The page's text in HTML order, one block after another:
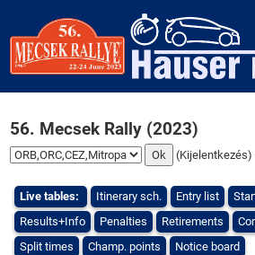
56. Mecsek Rally (2023)
(Kijelentkezés)
Live tables: Itinerary sch. Entry list
Results+Info
Penalties Retirements
Split times
Champ. points Notice board